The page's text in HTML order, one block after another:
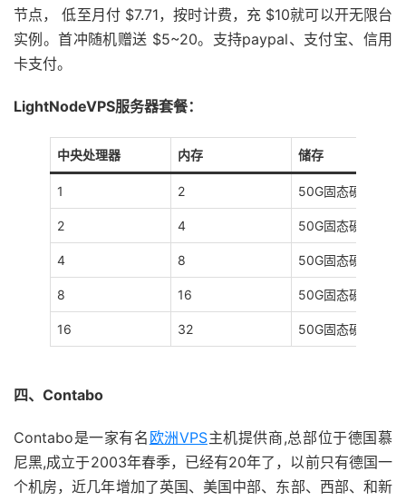
节点， 低至月付 $7.71，按时计费，充 $10就可以开无限台
实例。首冲随机赠送 $5~20。支持paypal、支付宝、信用
卡支付。
LightNodeVPS服务器套餐：
中央处理器 内存 储存
1 2 50G固态硬盘
2 4 50G固态硬盘
4 8 50G固态硬盘
8 16 50G固态硬盘
16 32 50G固态硬盘
四、Contabo
Contabo是一家有名 欧洲VPS主机提供商,总部位于德国慕
尼黑,成立于2003年春季，已经有20年了，以前只有德国一
个机房，近几年增加了英国、美国中部、东部、西部、和新